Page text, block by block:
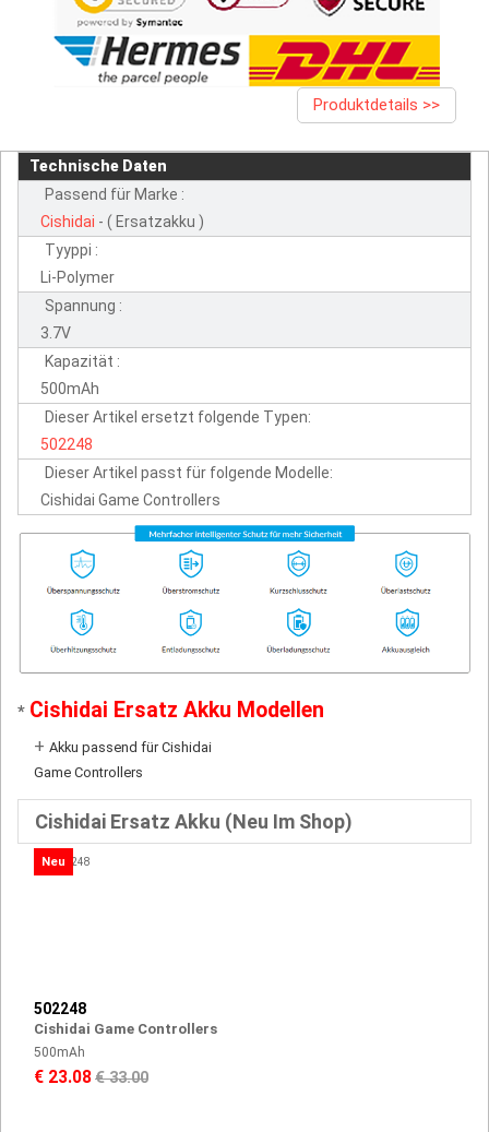
Produktdetails >>
Technische Daten
Passend für Marke :
Cishidai - ( Ersatzakku )
Tyyppi :
Li-Polymer
Spannung :
3.7V
Kapazität :
500mAh
Dieser Artikel ersetzt folgende Typen:
502248
Dieser Artikel passt für folgende Modelle:
Cishidai Game Controllers
* Cishidai Ersatz Akku Modellen
+ Akku passend für Cishidai
Game Controllers
Cishidai Ersatz Akku (Neu Im Shop)
Neu
502248
Cishidai Game Controllers
500mAh
€ 23.08€ 33.00